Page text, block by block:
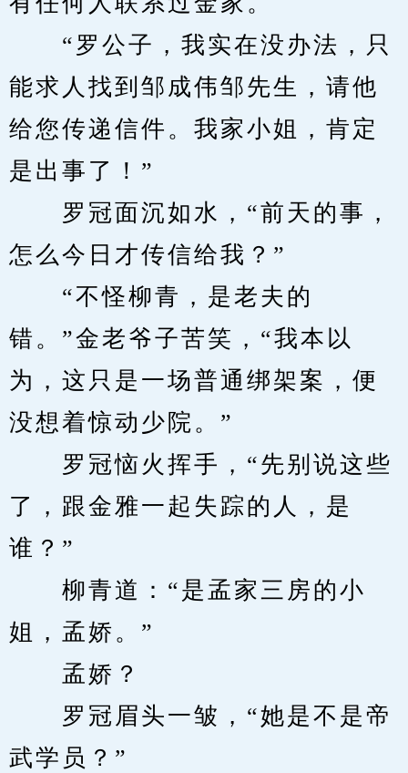
“罗公子，我实在没办法，只
能求人找到邹成伟邹先生，请他
给您传递信件。我家小姐，肯定
是出事了！”
罗冠面沉如水，“前天的事，
怎么今日才传信给我？”
“不怪柳青，是老夫的
错。”金老爷子苦笑，“我本以
为，这只是一场普通绑架案，便
没想着惊动少院。”
罗冠恼火挥手，“先别说这些
了，跟金雅一起失踪的人，是
谁？”
柳青道：“是孟家三房的小
姐，孟娇。”
孟娇？
罗冠眉头一皱，“她是不是帝
武学员？”